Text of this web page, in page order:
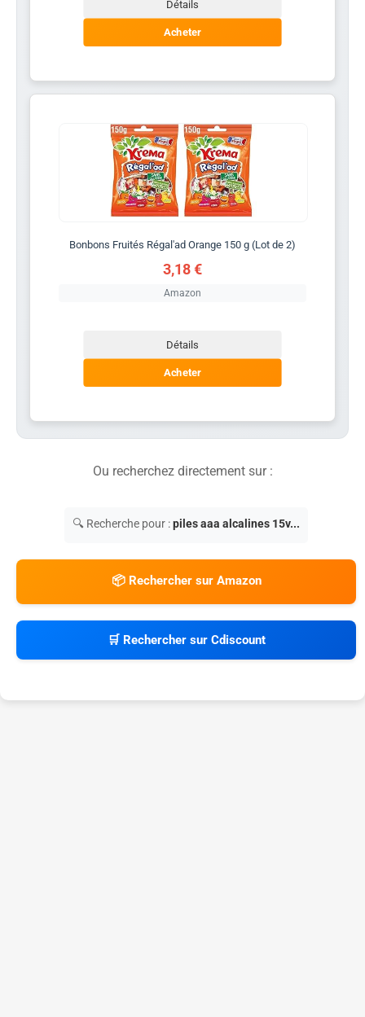
Détails
Acheter
Bonbons Fruités Régal'ad Orange 150 g (Lot de 2)
3,18 €
Amazon
Détails
Acheter
Ou recherchez directement sur :
🔍 Recherche pour :piles aaa alcalines 15v...
📦 Rechercher sur Amazon
🛒 Rechercher sur Cdiscount